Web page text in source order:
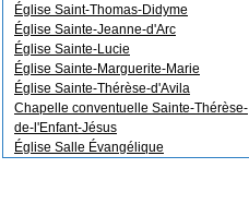
Église Saint-Thomas-Didyme
Église Sainte-Jeanne-d'Arc
Église Sainte-Lucie
Église Sainte-Marguerite-Marie
Église Sainte-Thérèse-d'Avila
Chapelle conventuelle Sainte-Thérèse-
de-l'Enfant-Jésus
Église Salle Évangélique